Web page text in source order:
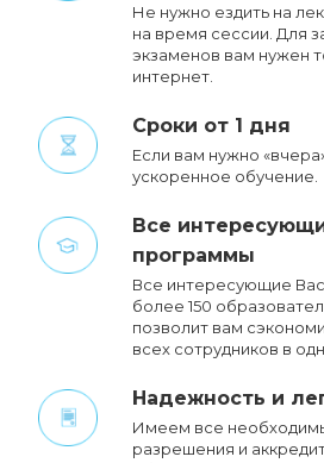
Не нужно ездить на
на время сессии. Для
экзаменов вам нужен
интернет.
Сроки от 1 дня
Если вам нужно
ускоренное обучение.
Все
программы
Все интересующие
более 150
позволит вам
всех сотрудников в
Надежность и
Имеем все
разрешения и